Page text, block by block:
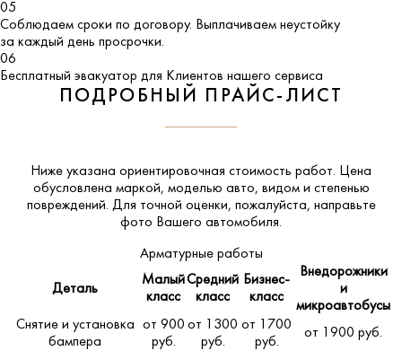
05
Соблюдаем сроки по договору. Выплачиваем неустойку
за каждый день просрочки.
06
Бесплатный эвакуатор для Клиентов нашего сервиса
ПОДРОБНЫЙ ПРАЙС-ЛИСТ
Ниже указана ориентировочная стоимость работ. Цена
обусловлена маркой, моделью авто, видом и степенью
повреждений. Для точной оценки, пожалуйста, направьте
фото Вашего автомобиля.
Арматурные работы
Деталь
Малый
класс
Средний
класс
Бизнес-
класс
Внедорожники
и
микроавтобусы
Снятие и установка
бампера
от 900
руб.
от 1300
руб.
от 1700
руб.
от 1900 руб.